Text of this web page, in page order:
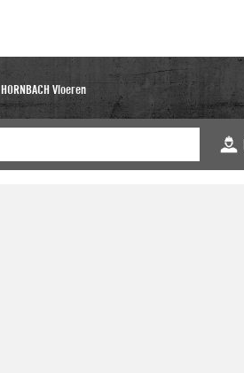
HORNBACH Vloeren